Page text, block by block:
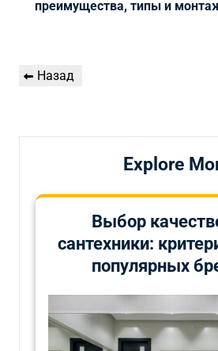
преимущества, типы и
Навигация
Предыдущая
Назад
Explore
Выбор
сантехники:
популярных